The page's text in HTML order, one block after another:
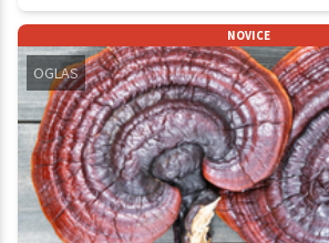
NOVICE
OGLAS